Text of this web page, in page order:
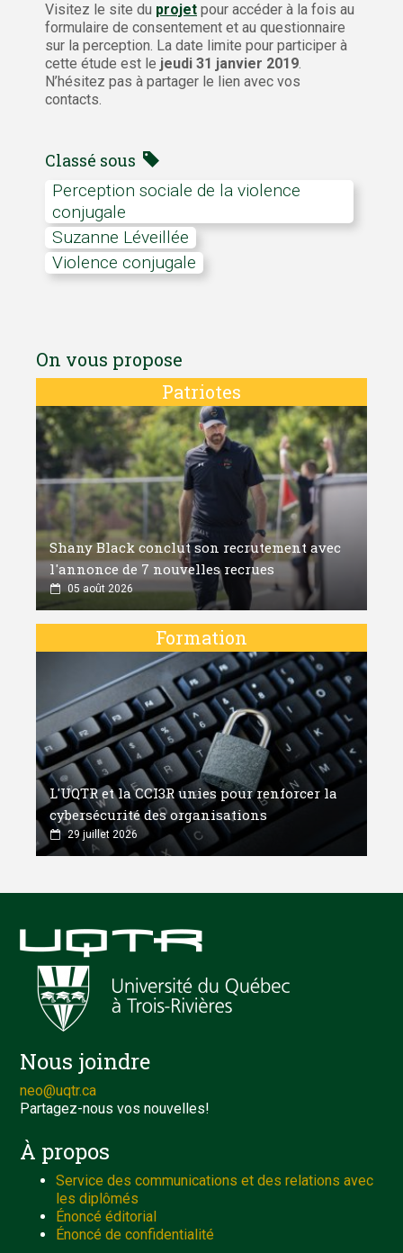
Visitez le site du projet pour accéder à la fois au
formulaire de consentement et au questionnaire
sur la perception. La date limite pour participer à
cette étude est le jeudi 31 janvier 2019.
N’hésitez pas à partager le lien avec vos
contacts.
Classé sous
Perception sociale de la violence
conjugale
Suzanne Léveillée
Violence conjugale
On vous propose
Patriotes
Shany Black conclut son recrutement avec
l'annonce de 7 nouvelles recrues
05 août 2026
Formation
L'UQTR et la CCI3R unies pour renforcer la
cybersécurité des organisations
29 juillet 2026
Nous joindre
neo@uqtr.ca
Partagez-nous vos nouvelles!
À propos
Service des communications et des relations avec
les diplômés
Énoncé éditorial
Énoncé de confidentialité